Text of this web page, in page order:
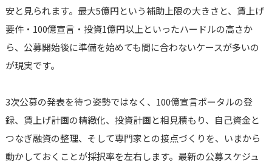
安と見られます。最大5億円という補助上限の大きさと、賃上げ
要件・100億宣言・投資1億円以上といったハードルの高さか
ら、公募開始後に準備を始めても間に合わないケースが多いの
が現実です。
3次公募の発表を待つ姿勢ではなく、100億宣言ポータルの登
録、賃上げ計画の精緻化、投資計画と相見積もり、自己資金と
つなぎ融資の整理、そして専門家との接点づくりを、いまから
動かしておくことが採択率を左右します。最新の公募スケジュ